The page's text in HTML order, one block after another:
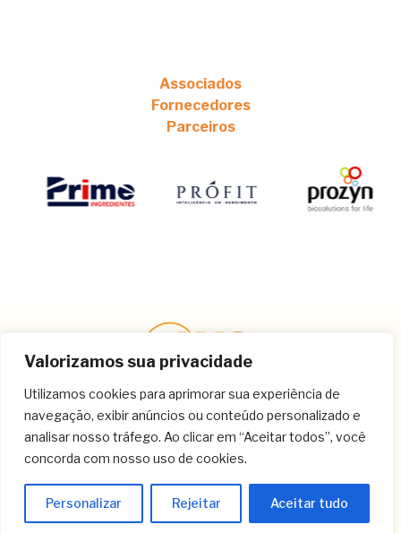
Valorizamos sua privacidade
Utilizamos cookies para aprimorar sua experiência de
navegação, exibir anúncios ou conteúdo personalizado e
analisar nosso tráfego. Ao clicar em “Aceitar todos”, você
concorda com nosso uso de cookies.
Personalizar Rejeitar Aceitar tudo
Associados
Fornecedores
Parceiros
Contato
(11) 3259-8266